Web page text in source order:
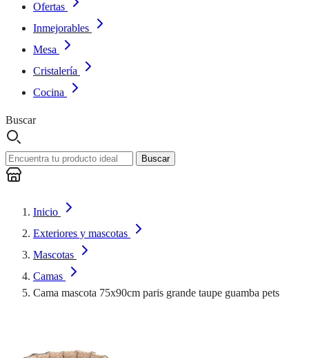
Ofertas
Inmejorables
Mesa
Cristalería
Cocina
Buscar
Buscar
Inicio
Exteriores y mascotas
Mascotas
Camas
Cama mascota 75x90cm paris grande taupe guamba pets